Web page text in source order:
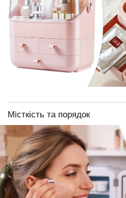
Місткість та порядок